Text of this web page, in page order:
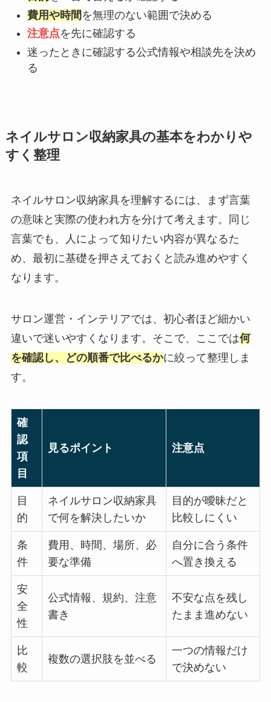
費用や時間 を無理のない範囲で決める
注意点を先に確認する
迷ったときに確認する公式情報や相談先を決め
る
ネイルサロン収納家具の基本をわかりや
すく整理
ネイルサロン収納家具を理解するには、まず言葉
の意味と実際の使われ方を分けて考えます。同じ
言葉でも、人によって知りたい内容が異なるた
め、最初に基礎を押さえておくと読み進めやすく
なります。
サロン運営・インテリアでは、初心者ほど細かい
違いで迷いやすくなります。そこで、ここでは何
を確認し、どの順番で比べるかに絞って整理しま
す。
確
認
項
目
見るポイント 注意点
目
的
ネイルサロン収納家具
で何を解決したいか
目的が曖昧だと
比較しにくい
条
件
費用、時間、場所、必
要な準備
自分に合う条件
へ置き換える
安
全
性
公式情報、規約、注意
書き
不安な点を残し
たまま進めない
比
較
複数の選択肢を並べる
一つの情報だけ
で決めない